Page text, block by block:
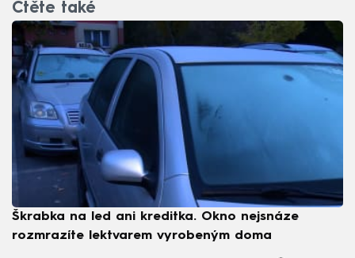
Čtěte také
Škrabka na led ani kreditka. Okno nejsnáze
rozmrazíte lektvarem vyrobeným doma